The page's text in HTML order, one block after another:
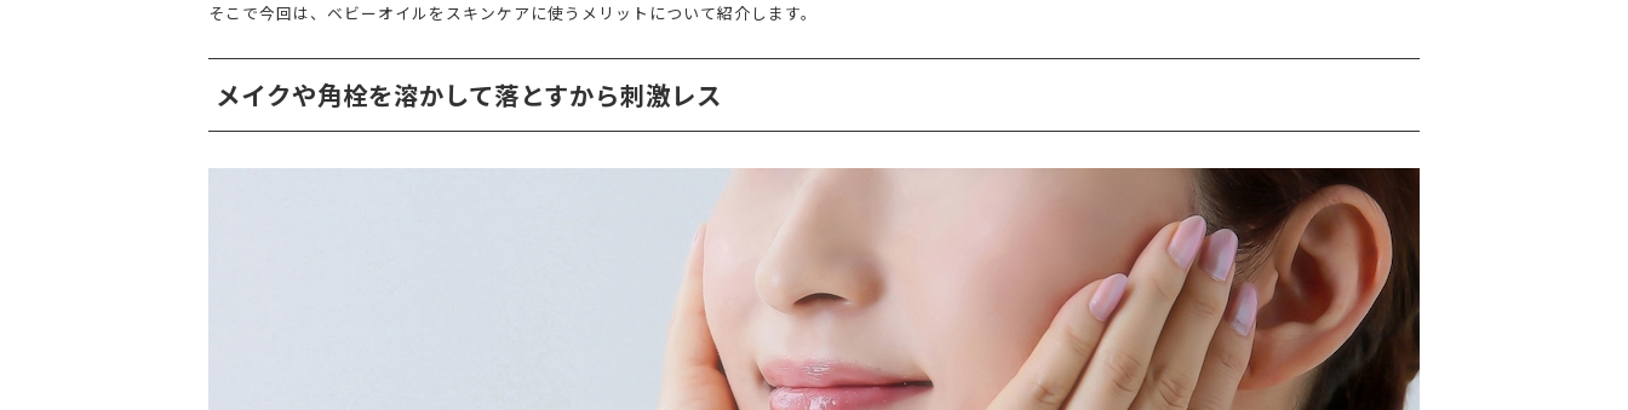
そこで今回は、ベビーオイルをスキンケアに使うメリットについて紹介します。
メイクや角栓を溶かして落とすから刺激レス